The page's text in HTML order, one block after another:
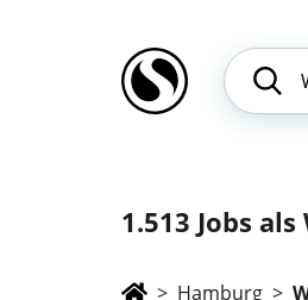
1.513 Jobs
> Hamburg >